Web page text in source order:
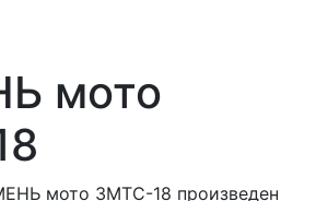
мото
мото 3МТС-18 произведен